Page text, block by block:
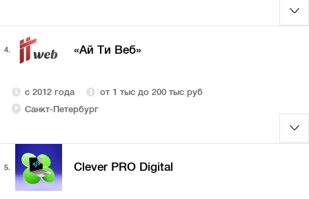
4. «Ай Ти Веб»
с 2012 года
от 1 тыс до 200 тыс руб
Санкт-Петербург
5. Clever PRO Digital